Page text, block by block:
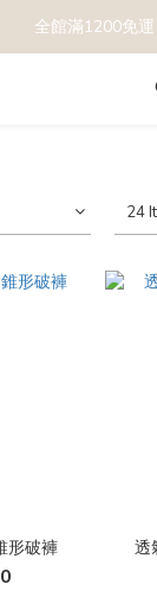
全館滿1200免運
24
形破褲 透